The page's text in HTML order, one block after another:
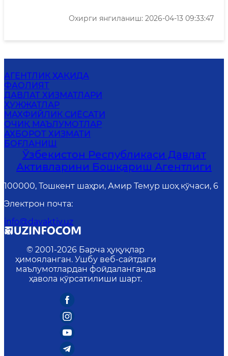
Охирги янгиланиш: 2026-04-13 09:33:47
АГЕНТЛИК ҲАҚИДА
ФАОЛИЯТ
ДАВЛАТ ХИЗМАТЛАРИ
ҲУЖЖАТЛАР
MАХФИЙЛИК СИЁСАТИ
ОЧИҚ МАЪЛУМОТЛАР
АХБОРОТ ХИЗМАТИ
БОҒЛАНИШ
Ўзбекистон Республикаси Давлат
Активларини Бошқариш Агентлиги
100000, Тошкент шаҳри, Амир Темур шоҳ кўчаси, 6
Электрон почта:
info@davaktiv.uz
© 2001-2026 Барча ҳуқуқлар
ҳимояланган. Ушбу веб-сайтдаги
маълумотлардан фойдаланганда
ҳавола кўрсатилиши шарт.